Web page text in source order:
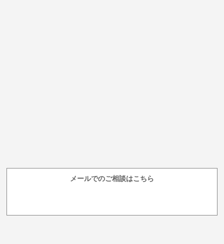
メールでのご相談はこちら